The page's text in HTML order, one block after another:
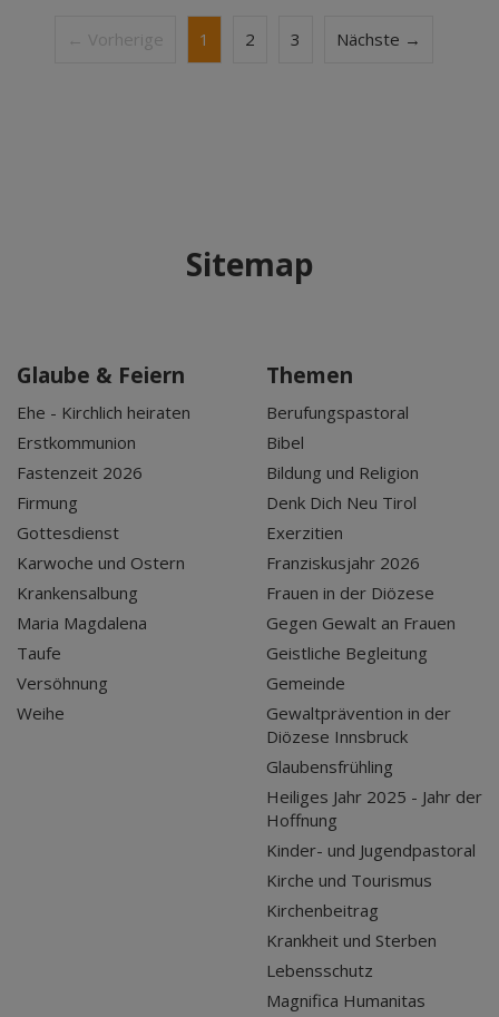
← Vorherige 1 2 3 Nächste →
Sitemap
Glaube & Feiern
Ehe - Kirchlich heiraten
Erstkommunion
Fastenzeit 2026
Firmung
Gottesdienst
Karwoche und Ostern
Krankensalbung
Maria Magdalena
Taufe
Versöhnung
Weihe
Themen
Berufungspastoral
Bibel
Bildung und Religion
Denk Dich Neu Tirol
Exerzitien
Franziskusjahr 2026
Frauen in der Diözese
Gegen Gewalt an Frauen
Geistliche Begleitung
Gemeinde
Gewaltprävention in der
Diözese Innsbruck
Glaubensfrühling
Heiliges Jahr 2025 - Jahr der
Hoffnung
Kinder- und Jugendpastoral
Kirche und Tourismus
Kirchenbeitrag
Krankheit und Sterben
Lebensschutz
Magnifica Humanitas